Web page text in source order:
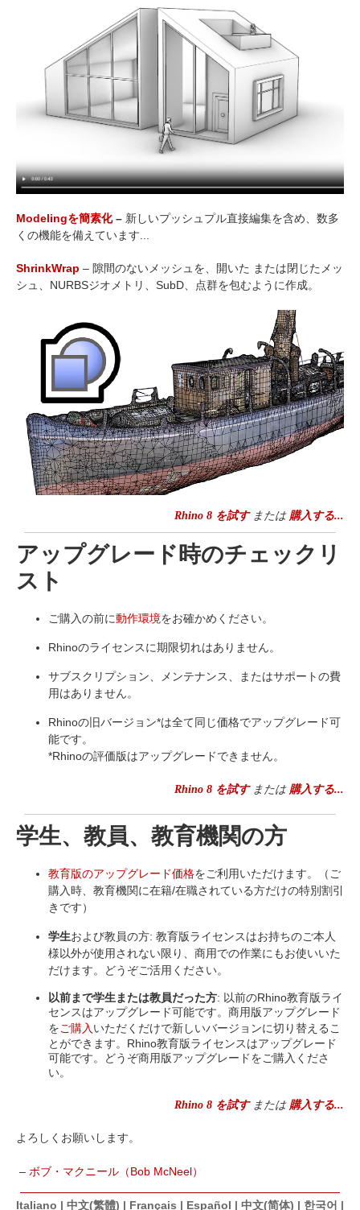
Modelingを簡素化– 新しいプッシュプル直接編集を含め、数多
くの機能を備えています...
ShrinkWrap – 隙間のないメッシュを、開いた または閉じたメッ
シュ、NURBSジオメトリ、SubD、点群を包むように作成。
Rhino 8 を試す または 購入する...
アップグレード時のチェックリ
スト
ご購入の前に動作環境をお確かめください。
Rhinoのライセンスに期限切れはありません。
サブスクリプション、メンテナンス、またはサポートの費
用はありません。
Rhinoの旧バージョン*は全て同じ価格でアップグレード可
能です。
*Rhinoの評価版はアップグレードできません。
Rhino 8 を試す または 購入する...
学生、教員、教育機関の方
教育版のアップグレード価格をご利用いただけます。（ご
購入時、教育機関に在籍/在職されている方だけの特別割引
きです）
学生および教員の方: 教育版ライセンスはお持ちのご本人
様以外が使用されない限り、商用での作業にもお使いいた
だけます。どうぞご活用ください。
以前まで学生または教員だった方: 以前のRhino教育版ライ
センスはアップグレード可能です。商用版アップグレード
をご購入 いただくだけで新しいバージョンに切り替えるこ
とができます。Rhino教育版ライセンスはアップグレード
可能です。どうぞ商用版アップグレードをご購入くださ
い。
Rhino 8 を試す または 購入する...
よろしくお願いします。
– ボブ・マクニール（Bob McNeel）
Italiano | 中文(繁體) | Français | Español | 中文(简体) | 한국어 |